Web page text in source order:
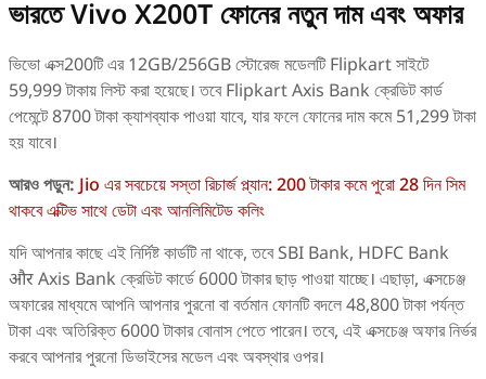
ভারতে Vivo X200T ফোনের নতুন দাম এবং অফার
ভিভো এক্স200টি এর 12GB/256GB স্টোরেজ মডেলটি Flipkart সাইটে
59,999 টাকায় লিস্ট করা হয়েছে। তবে Flipkart Axis Bank ক্রেডিট কার্ড
পেমেন্টে 8700 টাকা ক্যাশব্যাক পাওয়া যাবে, যার ফলে ফোনের দাম কমে 51,299 টাকা
হয় যাবে।
আরও পড়ুন: Jio এর সবচেয়ে সস্তা রিচার্জ প্ল্যান: 200 টাকার কমে পুরো 28 দিন সিম
থাকবে এক্টিভ সাথে ডেটা এবং আনলিমিটেড কলিং
যদি আপনার কাছে এই নির্দিষ্ট কার্ডটি না থাকে, তবে SBI Bank, HDFC Bank
और Axis Bank ক্রেডিট কার্ডে 6000 টাকার ছাড় পাওয়া যাচ্ছে। এছাড়া, এক্সচেঞ্জ
অফারের মাধ্যমে আপনি আপনার পুরনো বা বর্তমান ফোনটি বদলে 48,800 টাকা পর্যন্ত
টাকা এবং অতিরিক্ত 6000 টাকার বোনাস পেতে পারেন। তবে, এই এক্সচেঞ্জ অফার নির্ভর
করবে আপনার পুরনো ডিভাইসের মডেল এবং অবস্থার ওপর।